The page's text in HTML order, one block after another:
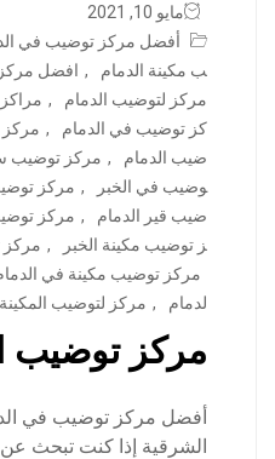
مايو 10, 2021
أفضل مركز توضيب في
ب مكينة الدمام
, افضل مركز
مركز لتوضيب الدمام
,
كز توضيب في الدمام
, مركز
ضيب الدمام
, مركز توضيب
وضيب في الخبر
, مركز
ضيب قير الدمام
, مركز
ز توضيب مكينة الخبر
, مركز
مركز توضيب مكينة في
لدمام
, مركز لتوضيب
مركز توضيب
أفضل مركز توضيب في
الشرقية إذا كنت تبحث